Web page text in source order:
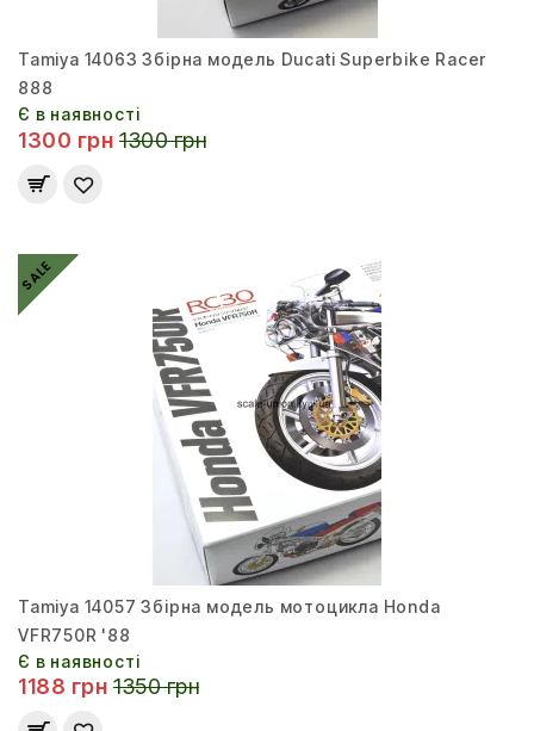
Tamiya 14063 Збірна модель Ducati Superbike Racer
888
Є в наявності
1300 грн 1300 грн
SALE
Tamiya 14057 Збірна модель мотоцикла Honda
VFR750R '88
Є в наявності
1188 грн 1350 грн